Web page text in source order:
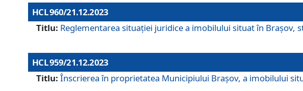
HCL 960/21.12.2023
Titlu: Reglementarea situației juridice a imobilului situat în Brașov,
HCL 959/21.12.2023
Titlu: Înscrierea în proprietatea Municipiului Brașov, a imobilului